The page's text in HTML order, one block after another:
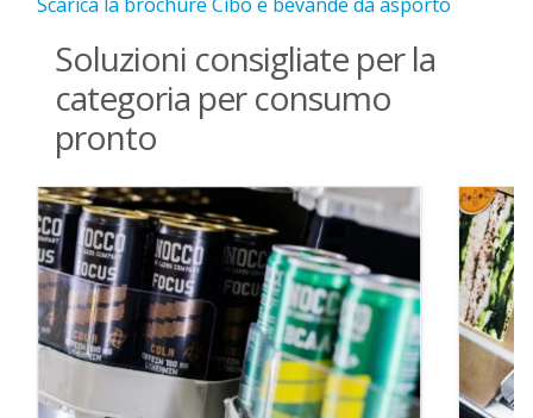
Soluzioni consigliate per la
categoria per consumo
pronto